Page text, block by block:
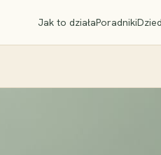
Jak to działaPoradniki